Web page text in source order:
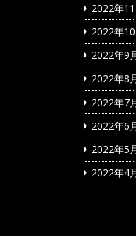
2022年11
2022年10
2022年9
2022年8
2022年7
2022年6
2022年5
2022年4